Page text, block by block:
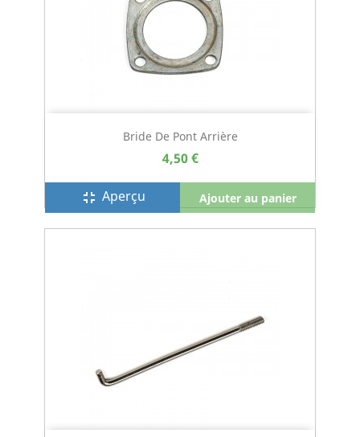
Bride De Pont Arrière
4,50 €
fullscreen_exit Aperçu Ajouter au panier